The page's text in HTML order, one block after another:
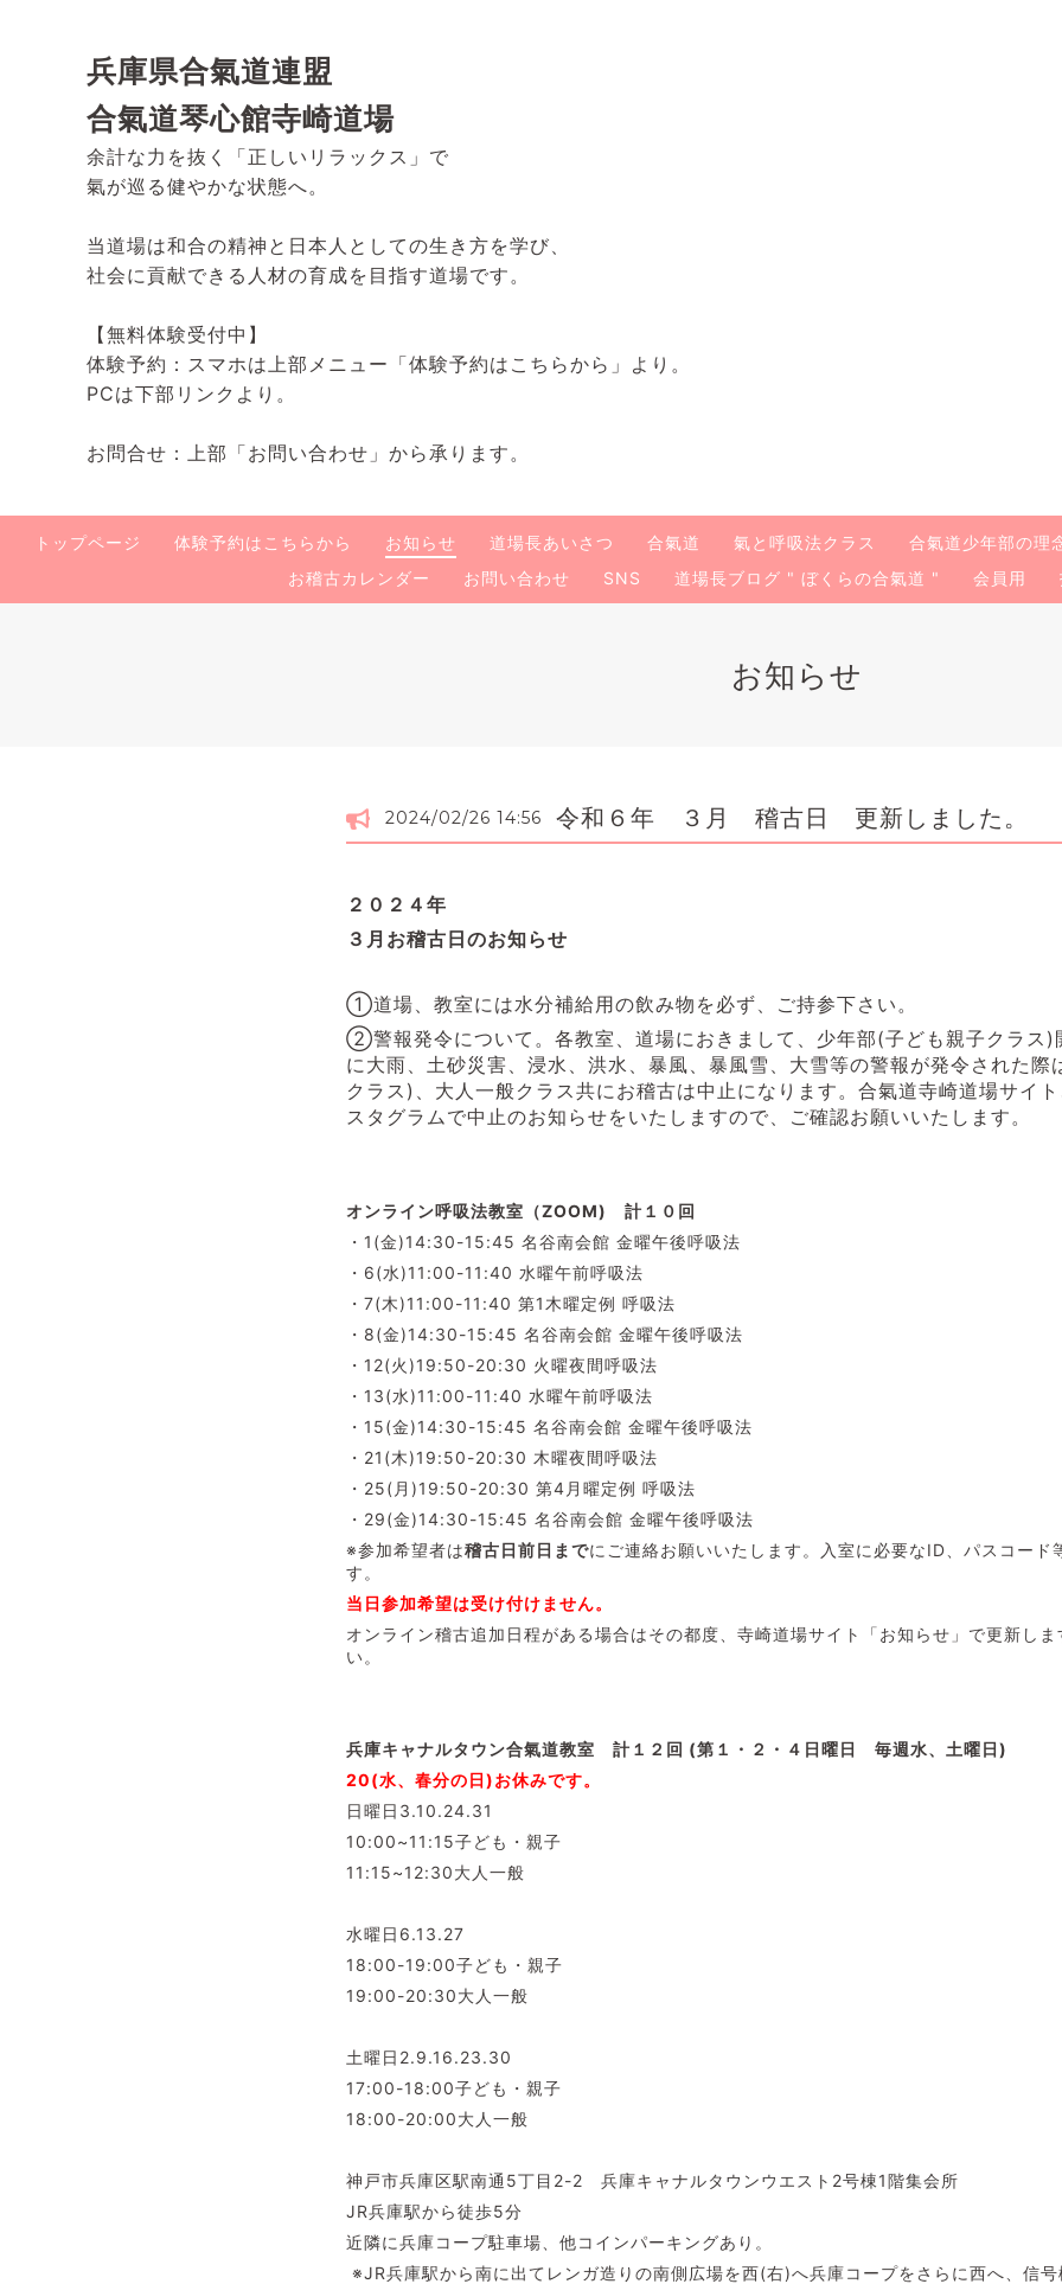
兵庫県合氣道連盟
合氣道琴心館寺崎道場
余計な力を抜く「正しいリラックス」で
氣が巡る健やかな状態へ。
当道場は和合の精神と日本人としての生き方を学び、
社会に貢献できる人材の育成を目指す道場です。
【無料体験受付中】
体験予約：スマホは上部メニュー「体験予約はこちらから」より。
PCは下部リンクより。
お問合せ：上部「お問い合わせ」から承ります。
トップページ 体験予約はこちらから お知らせ 道場長あいさつ 合氣道 氣と呼吸法クラス 合氣道少年部の理
お稽古カレンダー
お問い合わせ SNS 道場長ブログ " ぼくらの合氣道 " 会員用
お知らせ
2024/02/26 14:56 令和６年 ３月 稽古日 更新しました。
２０２４年
３月お稽古日のお知らせ
①道場、教室には水分補給用の飲み物を必ず、ご持参下さい。
②警報発令について。 各教室、道場におきまして、少年部(子ども親子クラス
に大雨、土砂災害、浸水、洪水、暴風、暴風雪、大雪等の警報が発令された際
クラス)、大人一般クラス共にお稽古は中止になります。合氣道寺崎道場サイ
スタグラムで中止のお知らせをいたしますので、ご確認お願いいたします。
オンライン呼吸法教室（ZOOM) 計１０ 回
・1(金)14:30-15:45 名谷南会館 金曜午後呼吸法
・6(水)11:00-11:40 水曜午前呼吸法
・7(木)11:00-11:40 第1木曜定例 呼吸法
・8(金)14:30-15:45 名谷南会館 金曜午後呼吸法
・12(火)19:50-20:30 火曜夜間呼吸法
・13(水)11:00-11:40 水曜午前呼吸法
・15(金)14:30-15:45 名谷南会館 金曜午後呼吸法
・21(木)19:50-20:30 木曜夜間呼吸法
・25(月)19:50-20:30 第4月曜定例 呼吸法
・29(金)14:30-15:45 名谷南会館 金曜午後呼吸法
※参加希望者は稽古日前日までにご連絡お願いいたします。入室に必要なID、パスコード
す。
当日参加希望は受け付けません。
オンライン稽古追加日程がある場合はその都度、寺崎道場サイト「お知らせ」で更新しま
い。
兵庫キャナルタウン合氣道教室 計１２ 回 (第１・２・４日曜日 毎週水、土曜日)
20(水、春分の日)お休みです。
日曜日3.10.24.31
10:00~11:15子ども・親子
11:15~12:30大人一般
水曜日6.13.27
18:00-19:00子ども・親子
19:00-20:30大人一般
土曜日2.9.16.23.30
17:00-18:00子ども・親子
18:00-20:00大人一般
神戸市兵庫区駅南通5丁目2-2 兵庫キャナルタウンウエスト2号棟1階集会所
JR兵庫駅から徒歩5分
近隣に兵庫コープ駐車場、他コインパーキングあり。
※JR兵庫駅から南に出てレンガ造りの南側広場を西(右)へ兵庫コープをさらに西へ、信